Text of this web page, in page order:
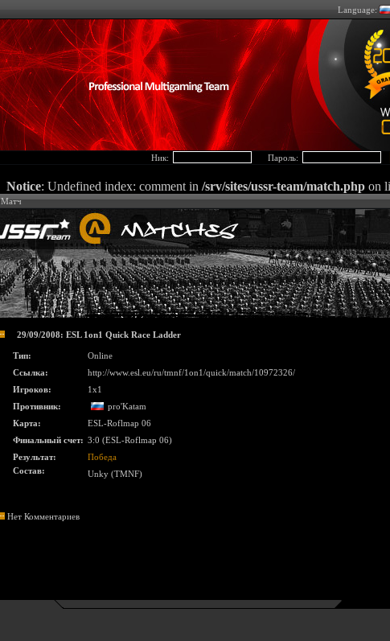
Language:
Ник: Пароль:
Notice: Undefined index: comment in /srv/sites/ussr-team/match.phpon
Матч
29/09/2008: ESL 1on1 Quick Race Ladder
Тип:
Online
Ссылка:
http://www.esl.eu/ru/tmnf/1on1/quick/match/10972326/
Игроков:
1x1
Противник:
pro'Katam
Карта:
ESL-Roflmap 06
Финальный счет: 3:0 (ESL-Roflmap 06)
Результат:
Победа
Состав:
Unky (TMNF)
Нет Комментариев